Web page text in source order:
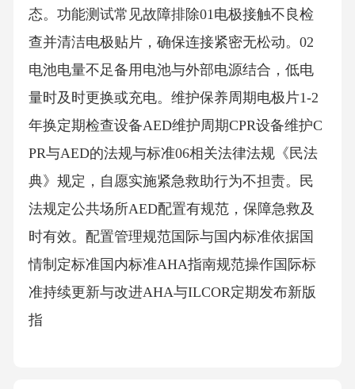
态。功能测试常见故障排除01电极接触不良检
查并清洁电极贴片，确保连接紧密无松动。02
电池电量不足备用电池与外部电源结合，低电
量时及时更换或充电。维护保养周期电极片1-2
年换定期检查设备AED维护周期CPR设备维护C
PR与AED的法规与标准06相关法律法规《民法
典》规定，自愿实施紧急救助行为不担责。民
法规定公共场所AED配置有规范，保障急救及
时有效。配置管理规范国际与国内标准依据国
情制定标准国内标准AHA指南规范操作国际标
准持续更新与改进AHA与ILCOR定期发布新版
指